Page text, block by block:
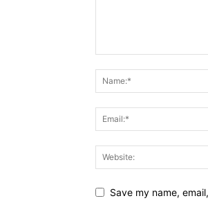
Save my name,